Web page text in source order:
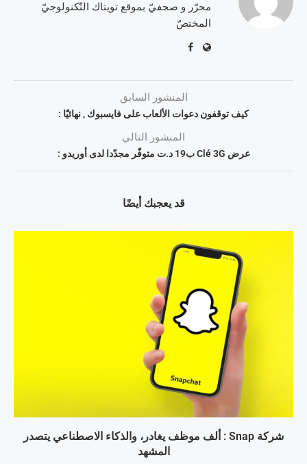
محرّر و صحفيّ بموقع تويتاك التّكنولوجيّ
المختصّ
المنشور السابق
كيف توقفون دعوات الألعاب على فايسبوك , نهائيّا :
المنشور التالي
عرض Clé 3G ب19 د.ت متوفّر مجدّدا لدى أوريدو :
قد يعجبك أيضًا
شركة Snap : ألف موظف يغادر، والذكاء الاصطناعي يتصدر
المشهد